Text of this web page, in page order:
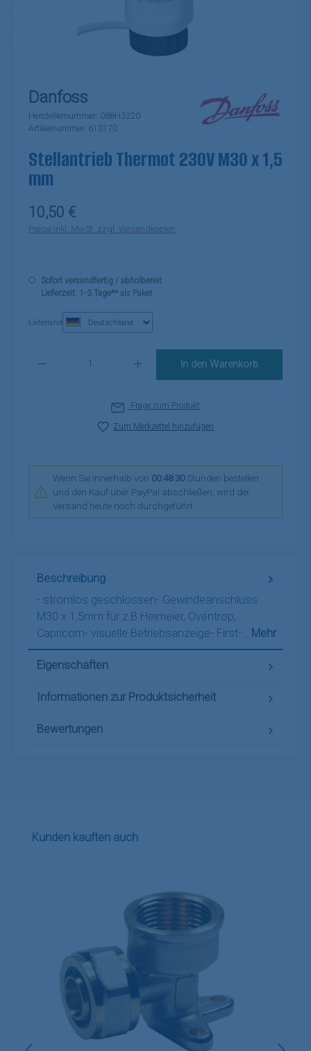
Danfoss
Herstellernummer: 088H3220
Artikelnummer: 613170
Stellantrieb Thermot 230V M30 x 1,5
mm
Regulärer Preis:
10,50 €
Preise inkl. MwSt. zzgl. Versandkosten
Sofort versandfertig / abholbereit
Lieferzeit: 1-3 Tage** als Paket
Lieferland
In den Warenkorb
Frage zum Produkt
Zum Merkzettel hinzufügen
Wenn Sie innerhalb von 00:48:30 Stunden bestellen
und den Kauf über PayPal abschließen, wird der
Versand heute noch durchgeführt
Beschreibung
- stromlos geschlossen- Gewindeanschluss
M30 x 1,5mm für z.B Heimeier, Oventrop,
Capricorn- visuelle Betriebsanzeige- First-… Mehr
Eigenschaften
Informationen zur Produktsicherheit
Bewertungen
Produktgalerie überspringen
Kunden kauften auch